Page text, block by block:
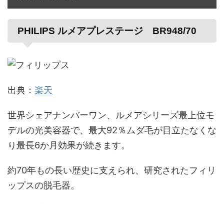
PHILIPS ルメアプレステージ BR948/70
出典： 楽天
世界シェアナンバーワン、ルメアシリーズ最上位モ
デルの光美容器で、最大92％ムダ毛が目立たなくな
り最長6か月効果が続きます。
約70年もの長い歴史に支えられ、研究されたフィリ
ップスの脱毛器。